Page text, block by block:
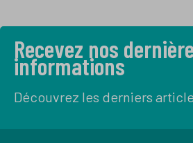
Recevez nos
informations
Découvrez les derniers